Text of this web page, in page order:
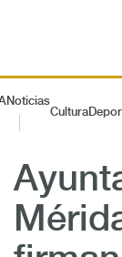
Noticias
Cultura